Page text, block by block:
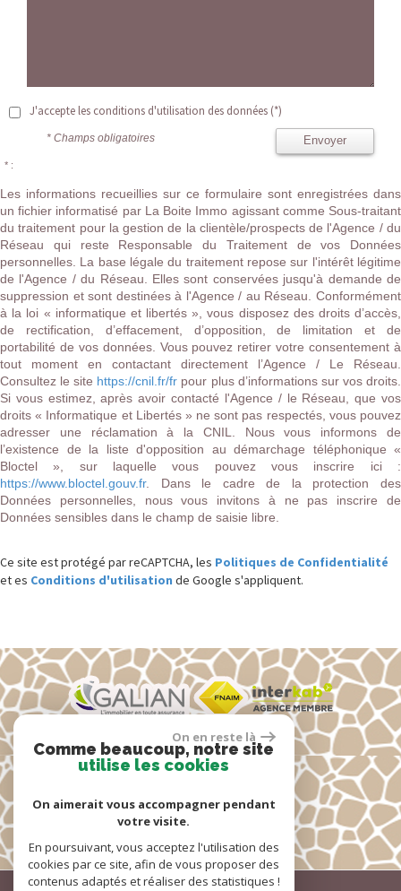
J'accepte les conditions d'utilisation des données (*)
Envoyer
* Champs obligatoires
* :
Les informations recueillies sur ce formulaire sont enregistrées dans
un fichier informatisé par La Boite Immo agissant comme Sous-traitant
du traitement pour la gestion de la clientèle/prospects de l'Agence / du
Réseau qui reste Responsable du Traitement de vos Données
personnelles. La base légale du traitement repose sur l'intérêt légitime
de l'Agence / du Réseau. Elles sont conservées jusqu'à demande de
suppression et sont destinées à l'Agence / au Réseau. Conformément
à la loi « informatique et libertés », vous disposez des droits d’accès,
de rectification, d’effacement, d’opposition, de limitation et de
portabilité de vos données. Vous pouvez retirer votre consentement à
tout moment en contactant directement l’Agence / Le Réseau.
Consultez le site https://cnil.fr/fr pour plus d’informations sur vos droits.
Si vous estimez, après avoir contacté l'Agence / le Réseau, que vos
droits « Informatique et Libertés » ne sont pas respectés, vous pouvez
adresser une réclamation à la CNIL. Nous vous informons de
l’existence de la liste d'opposition au démarchage téléphonique «
Bloctel », sur laquelle vous pouvez vous inscrire ici :
https://www.bloctel.gouv.fr. Dans le cadre de la protection des
Données personnelles, nous vous invitons à ne pas inscrire de
Données sensibles dans le champ de saisie libre.
Ce site est protégé par reCAPTCHA, les Politiques de Confidentialité
et es Conditions d'utilisation de Google s'appliquent.
Espace propriétaire
On en reste là
Comme beaucoup, notre site
utilise les cookies
On aimerait vous accompagner pendant
votre visite.
En poursuivant, vous acceptez l'utilisation des
cookies par ce site, afin de vous proposer des
contenus adaptés et réaliser des statistiques !